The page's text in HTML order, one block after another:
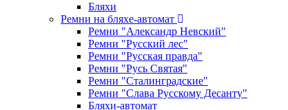
Бляхи
Ремни на бляхе-автомат
Ремни "Александр Невский"
Ремни "Русский лес"
Ремни "Русская правда"
Ремни "Русь Святая"
Ремни "Сталинградские"
Ремни "Слава Русскому Десанту"
Бляхи-автомат